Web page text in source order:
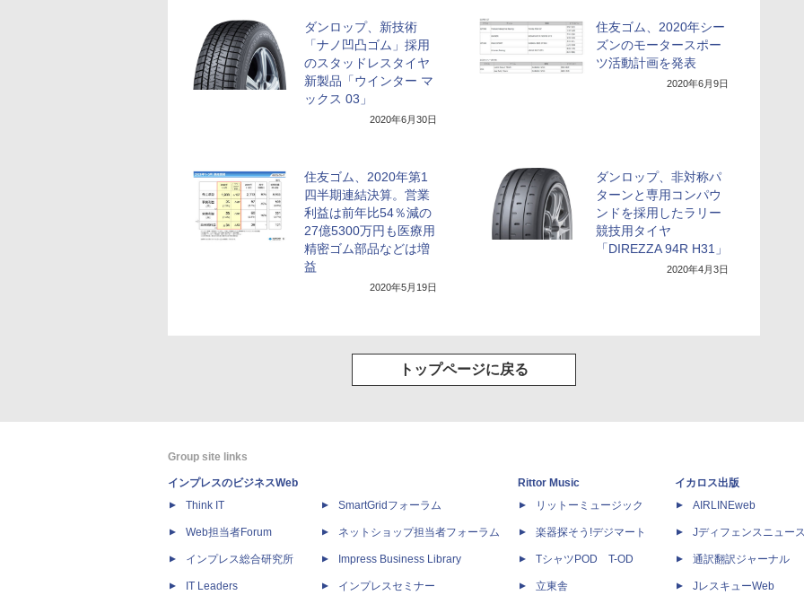
ダンロップ、新技術
「ナノ凹凸ゴム」採用
のスタッドレスタイヤ
新製品「ウインター マ
ックス 03」
2020年6月30日
住友ゴム、2020年シー
ズンのモータースポー
ツ活動計画を発表
2020年6月9日
住友ゴム、2020年第1
四半期連結決算。営業
利益は前年比54％減の
27億5300万円も医療用
精密ゴム部品などは増
益
2020年5月19日
ダンロップ、非対称パ
ターンと専用コンパウ
ンドを採用したラリー
競技用タイヤ
「DIREZZA 94R H31」
2020年4月3日
トップページに戻る
Group site links
インプレスのビジネスWeb
Think IT
Web担当者Forum
インプレス総合研究所
IT Leaders
SmartGridフォーラム
ネットショップ担当者フォーラム
Impress Business Library
インプレスセミナー
Rittor Music
リットーミュージック
楽器探そう!デジマート
TシャツPOD T-OD
立東舎
イカロス出版
AIRLINEweb
Jディフェンスニュース
通訳翻訳ジャーナル
JレスキューWeb